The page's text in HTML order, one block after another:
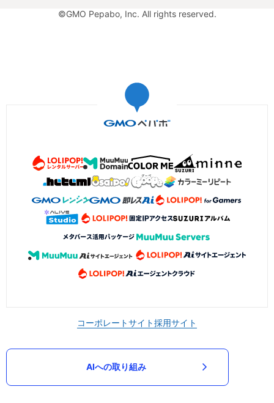
©GMO Pepabo, Inc. All rights reserved.
コーポレートサイト採用サイト
AIへの取り組み